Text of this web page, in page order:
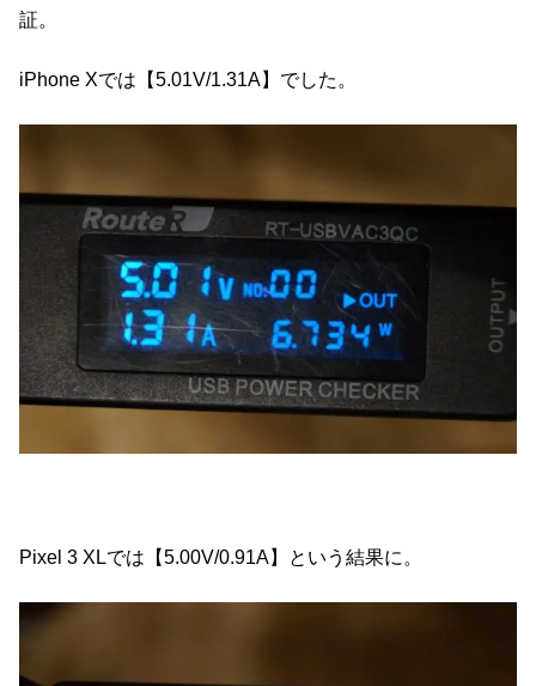
証。
iPhone Xでは【5.01V/1.31A】でした。
Pixel 3 XLでは【5.00V/0.91A】という結果に。